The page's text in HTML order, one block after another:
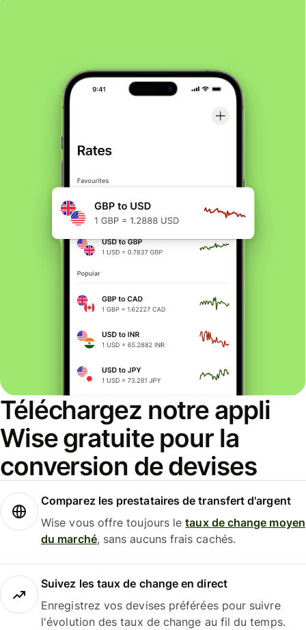
Téléchargez notre appli
Wise gratuite pour la
conversion de devises
Comparez les prestataires de transfert d'argent
Wise vous offre toujours letaux de change moyen
du marché, sans aucuns frais cachés.
Suivez les taux de change en direct
Enregistrez vos devises préférées pour suivre
l'évolution des taux de change au fil du temps.